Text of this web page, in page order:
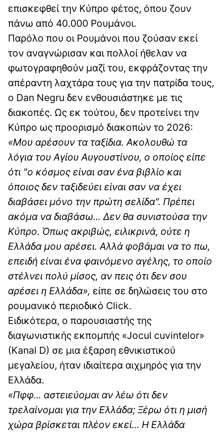
επισκεφθεί την Κύπρο φέτος, όπου ζουν
πάνω από 40.000 Ρουμάνοι.
Παρόλο που οι Ρουμάνοι που ζούσαν εκεί
τον αναγνώρισαν και πολλοί ήθελαν να
φωτογραφηθούν μαζί του, εκφράζοντας την
απέραντη λαχτάρα τους για την πατρίδα τους,
ο Dan Negru δεν ενθουσιάστηκε με τις
διακοπές. Ως εκ τούτου, δεν προτείνει την
Κύπρο ως προορισμό διακοπών το 2026:
«Μου αρέσουν τα ταξίδια. Ακολουθώ τα
λόγια του Αγίου Αυγουστίνου, ο οποίος είπε
ότι "ο κόσμος είναι σαν ένα βιβλίο και
όποιος δεν ταξιδεύει είναι σαν να έχει
διαβάσει μόνο την πρώτη σελίδα". Πρέπει
ακόμα να διαβάσω... Δεν θα συνιστούσα την
Κύπρο. Όπως ακριβώς, ειλικρινά, ούτε η
Ελλάδα μου αρέσει. Αλλά φοβάμαι να το πω,
επειδή είναι ένα φαινόμενο αγέλης, το οποίο
στέλνει πολύ μίσος, αν πεις ότι δεν σου
αρέσει η Ελλάδα», είπε σε δηλώσεις του στο
ρουμανικό περιοδικό Click.
Ειδικότερα, ο παρουσιαστής της
διαγωνιστικής εκπομπής «Jocul cuvintelor»
(Kanal D) σε μια έξαρση εθνικιστικού
μεγαλείου, ήταν ιδιαίτερα αιχμηρός για την
Ελλάδα.
«Πφφ... αστειεύομαι αν λέω ότι δεν
τρελαίνομαι για την Ελλάδα; Ξέρω ότι η μισή
χώρα βρίσκεται πλέον εκεί... Η Ελλάδα